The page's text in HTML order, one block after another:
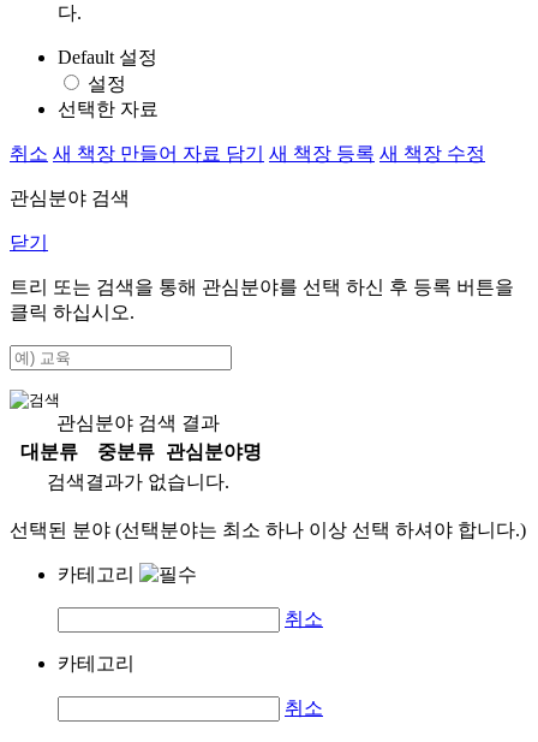
다.
Default 설정
설정
선택한 자료
취소 새 책장 만들어 자료 담기 새 책장 등록 새 책장 수정
관심분야 검색
닫기
트리 또는 검색을 통해 관심분야를 선택 하신 후 등록 버튼을
클릭 하십시오.
관심분야 검색 결과
대분류
중분류
관심분야명
검색결과가 없습니다.
선택된 분야 (선택분야는 최소 하나 이상 선택 하셔야 합니다.)
카테고리
취소
카테고리
취소